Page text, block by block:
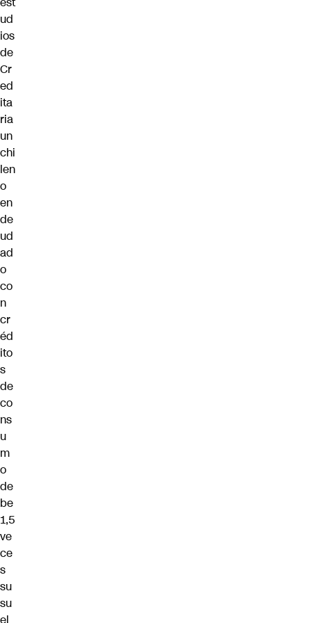
ud
ios
de
Cr
ed
ita
ria
un
chi
len
o
en
de
ud
ad
o
co
n
cr
éd
ito
s
de
co
ns
u
m
o
de
be
1,5
ve
ce
s
su
su
el